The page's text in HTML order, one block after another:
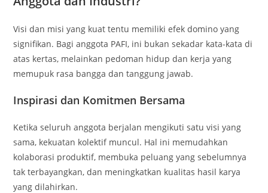
Visi dan misi yang kuat tentu memiliki efek domino yang
signifikan. Bagi anggota PAFI, ini bukan sekadar kata-kata di
atas kertas, melainkan pedoman hidup dan kerja yang
memupuk rasa bangga dan tanggung jawab.
Inspirasi dan Komitmen Bersama
Ketika seluruh anggota berjalan mengikuti satu visi yang
sama, kekuatan kolektif muncul. Hal ini memudahkan
kolaborasi produktif, membuka peluang yang sebelumnya
tak terbayangkan, dan meningkatkan kualitas hasil karya
yang dilahirkan.